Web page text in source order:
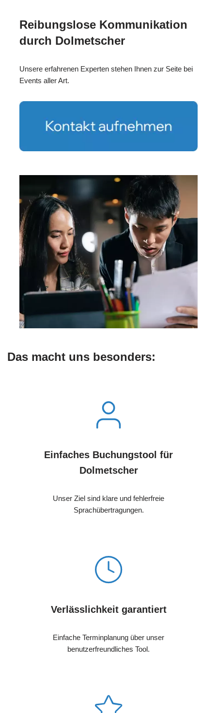
Reibungslose Kommunikation
durch Dolmetscher
Unsere erfahrenen Experten stehen Ihnen zur Seite bei
Events aller Art.
Das macht uns besonders:
Einfaches Buchungstool für
Dolmetscher
Unser Ziel sind klare und fehlerfreie
Sprachübertragungen.
Verlässlichkeit garantiert
Einfache Terminplanung über unser
benutzerfreundliches Tool.